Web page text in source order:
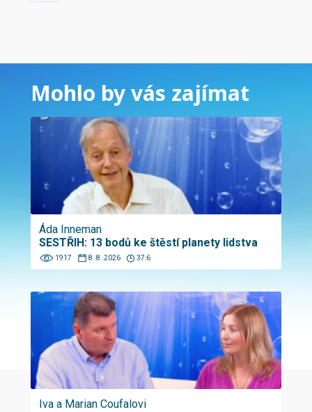
Mohlo by vás zajímat
Áda Inneman
SESTŘIH: 13 bodů ke štěstí planety lidstva
1917 8. 8. 2026 37:6
Iva a Marian Coufalovi